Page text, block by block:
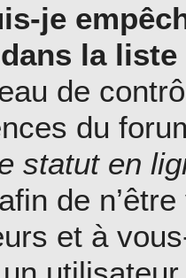
je
la
de
du
statut en
afin de
et à